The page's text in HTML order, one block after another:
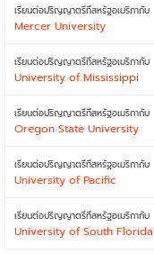
เรียนต่อปริญญาตรีที่สหรัฐอเมริกากับ
Mercer University
เรียนต่อปริญญาตรีที่สหรัฐอเมริกากับ
University of Mississippi
เรียนต่อปริญญาตรีที่สหรัฐอเมริกากับ
Oregon State University
เรียนต่อปริญญาตรีที่สหรัฐอเมริกากับ
University of Pacific
เรียนต่อปริญญาตรีที่สหรัฐอเมริกากับ
University of South Florida